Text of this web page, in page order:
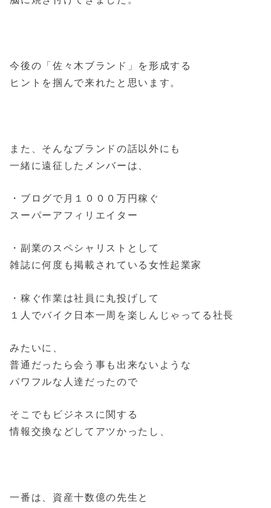
今後の「佐々木ブランド」を形成する
ヒントを掴んで来れたと思います。
また、そんなブランドの話以外にも
一緒に遠征したメンバーは、
・ブログで月１０００万円稼ぐ
スーパーアフィリエイター
・副業のスペシャリストとして
雑誌に何度も掲載されている女性起業家
・稼ぐ作業は社員に丸投げして
１人でバイク日本一周を楽しんじゃってる社長
みたいに、
普通だったら会う事も出来ないような
パワフルな人達だったので
そこでもビジネスに関する
情報交換などしてアツかったし、
一番は、資産十数億の先生と